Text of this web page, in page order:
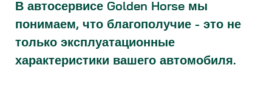
В автосервисе Golden Horse мы
понимаем, что благополучие - это не
только эксплуатационные
характеристики вашего автомобиля.